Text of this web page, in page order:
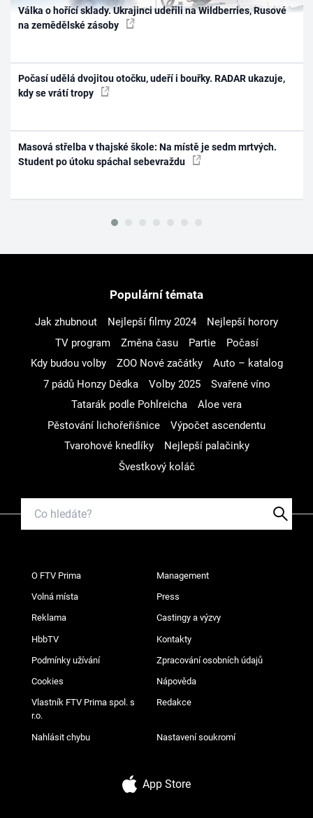
Válka o hořící sklady. Ukrajinci udeřili na Wildberries, Rusové
na zemědělské zásoby
Počasí udělá dvojitou otočku, udeří i bouřky. RADAR ukazuje,
kdy se vrátí tropy
Masová střelba v thajské škole: Na místě je sedm mrtvých.
Student po útoku spáchal sebevraždu
Populární témata
Jak zhubnout Nejlepší filmy 2024
Nejlepší horory
TV program
Změna času Partie
Počasí
Kdy budou volby
ZOO Nové začátky
Auto – katalog
7 pádů Honzy Dědka
Volby 2025
Svařené víno
Tatarák podle Pohlreicha
Aloe vera
Pěstování lichořeřišnice
Výpočet ascendentu
Tvarohové knedlíky
Nejlepší palačinky
Švestkový koláč
O FTV Prima Management
Volná místa Press
Reklama Castingy a výzvy
HbbTV Kontakty
Podmínky užívání Zpracování osobních údajů
Cookies Nápověda
Vlastník FTV Prima spol. s
r.o.
Redakce
Nahlásit chybu Nastavení soukromí
App Store